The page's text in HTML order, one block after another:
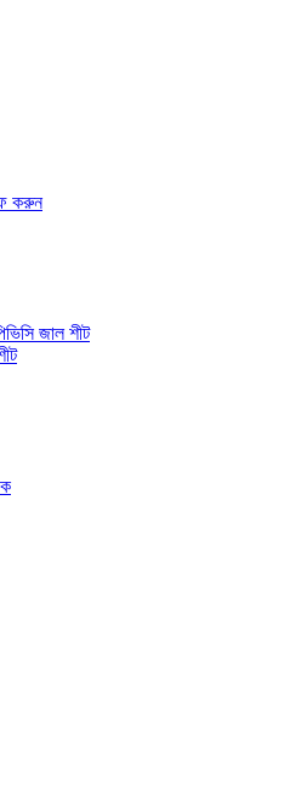
করুন
জাল শীট